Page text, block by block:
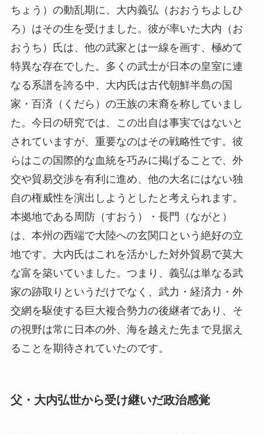
ちょう）の動乱期に、大内義弘（おおうちよしひ
ろ）はその生を受けました。彼が率いた大内（お
おうち）氏は、他の武家とは一線を画す、極めて
特異な存在でした。多くの武士が日本の皇室に連
なる系譜を誇る中、大内氏は古代朝鮮半島の国
家・百済（くだら）の王族の末裔を称していまし
た。今日の研究では、この出自は事実ではないと
されていますが、重要なのはその戦略性です。彼
らはこの国際的な血統を巧みに掲げることで、外
交や貿易交渉を有利に進め、他の大名にはない独
自の権威性を演出しようとしたと考えられます。
本拠地である周防（すおう）・長門（ながと）
は、本州の西端で大陸への玄関口という絶好の立
地です。大内氏はこれを活かした対外貿易で莫大
な富を築いていました。つまり、義弘は単なる武
家の跡取りというだけでなく、武力・経済力・外
交網を駆使する巨大複合勢力の後継者であり、そ
の視野は常に日本の外、海を越えた先まで見据え
ることを期待されていたのです。
父・大内弘世から受け継いだ政治感覚